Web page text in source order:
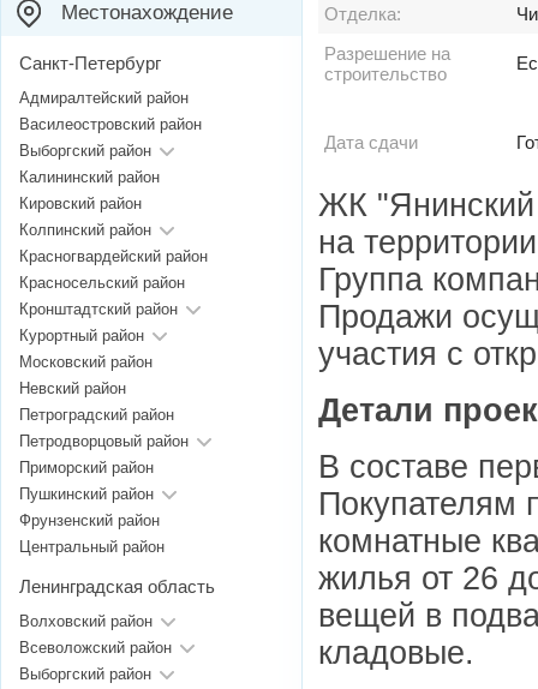
Отделка:
Разрешение на
строительство
Дата сдачи
ЖК
на
Группа
Продажи
участия с
Детали
В составе
Покупателям
комнатные
жилья от 26
вещей в
кладовые.
Местонахождение
Санкт-Петербург
Адмиралтейский район
Василеостровский район
Выборгский район
Калининский район
Кировский район
Колпинский район
Красногвардейский район
Красносельский район
Кронштадтский район
Курортный район
Московский район
Невский район
Петроградский район
Петродворцовый район
Приморский район
Пушкинский район
Фрунзенский район
Центральный район
Ленинградская область
Волховский район
Всеволожский район
Выборгский район